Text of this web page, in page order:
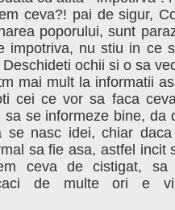
ceva?! pai de sigur,
poporului, sunt
impotriva, nu stiu in ce
ochii si o sa
mai mult la informatii
cei ce vor sa faca
se informeze bine, da
se nasc idei, chiar
sa fie asa, astfel incit
ceva de cistigat,
caci de multe ori e